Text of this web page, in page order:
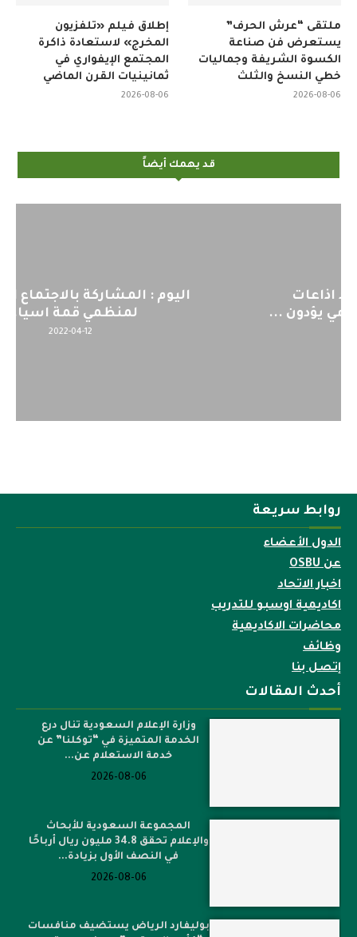
إطلاق فيلم «تلفزيون
المخرج» لاستعادة ذاكرة
المجتمع الإيفواري في
ثمانينيات القرن الماضي
2026-08-06
ملتقى “عرش الحرف”
يستعرض فن صناعة
الكسوة الشريفة وجماليات
خطي النسخ والثلث
2026-08-06
قد يهمك أيضاً
اليوم : المشاركة بالاجتماع التحضيري
لمنظمي قمة اسيا...
روابط سريعة
الدول الأعضاء
عن OSBU
اخبار الاتحاد
اكاديمية اوسبو للتدريب
محاضرات الاكاديمية
وظائف
إتصل بنا
أحدث المقالات
وزارة الإعلام السعودية تنال درع
الخدمة المتميزة في “توكلنا” عن
خدمة الاستعلام عن...
2026-08-06
المجموعة السعودية للأبحاث
والإعلام تحقق 34.8 مليون ريال أرباحًا
في النصف الأول بزيادة...
2026-08-06
بوليفارد الرياض يستضيف منافسات